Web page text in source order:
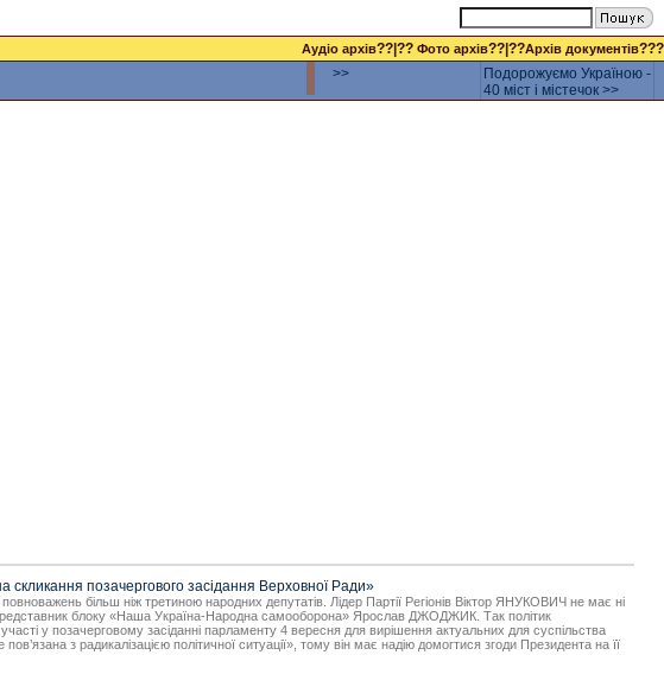
Аудіо архів??|?? Фото архів??|??Архів документів???
>>
Подорожуємо Україною -
40 міст і містечок >>
позачергового засідання Верховної Ради»
більш ніж третиною народних депутатів. Лідер Партії Регіонів Віктор ЯНУКОВИЧ не має ні
представник блоку «Наша Україна-Народна самооборона» Ярослав ДЖОДЖИК. Так політик
у позачерговому засіданні парламенту 4 вересня для вирішення актуальних для суспільства
з радикалізацією політичної ситуації», тому він має надію домогтися згоди Президента на її